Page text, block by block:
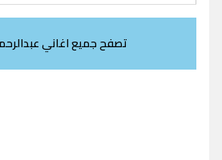
تصفح جميع اغاني